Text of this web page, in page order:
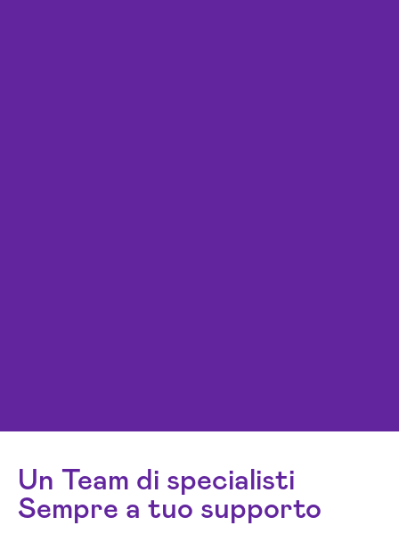
Un Team di specialisti
Sempre a tuo supporto